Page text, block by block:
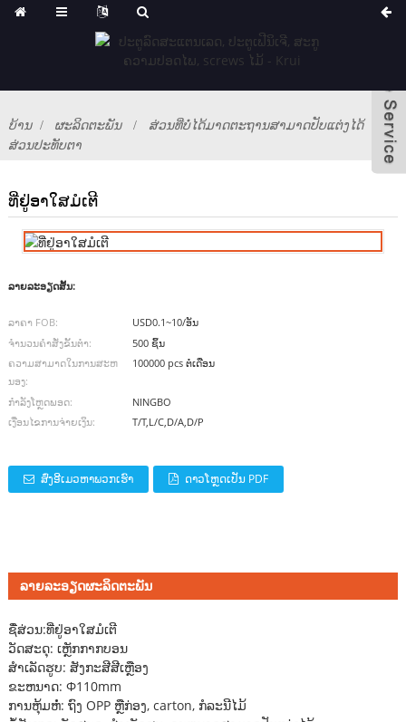
ບ້ານ ຜະລິດຕະພັນ
ສ່ວນທີ່ບໍ່ໄດ້ມາດຕະຖານສາມາດປັບແຕ່ງໄດ້
ສ່ວນປະທັບຕາ
ທີ່ຢູ່ອາໃສມໍເຕີ
ລາຍ​ລະ​ອຽດ​ສັ້ນ​:
ລາຄາ FOB:
USD0.1~10/ອັນ
ຈໍານວນຄໍາສັ່ງຂັ້ນຕ່ໍາ:
500 ຊິ້ນ
ຄວາມສາມາດໃນການສະຫ
ນອງ:
100000 pcs ຕໍ່ເດືອນ
ກຳລັງໂຫຼດພອດ:
NINGBO
ເງື່ອນໄຂການຈ່າຍເງິນ:
T/T,L/C,D/A,D/P
ສົ່ງອີເມວຫາພວກເຮົາ ດາວໂຫຼດເປັນ PDF
ລາຍລະອຽດຜະລິດຕະພັນ
ຊື່ສ່ວນ:ທີ່ຢູ່ອາໃສມໍເຕີ
ວັດສະດຸ: ເຫຼັກກາກບອນ
ສໍາເລັດຮູບ: ສັງກະສີສີເຫຼືອງ
ຂະຫນາດ: Φ110mm
ການຫຸ້ມຫໍ່: ຖົງ OPP ຫຼືກ່ອງ, carton, ກໍລະນີໄມ້